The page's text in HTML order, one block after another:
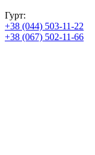
Гурт:
+38 (044) 503-11-22
+38 (067) 502-11-66